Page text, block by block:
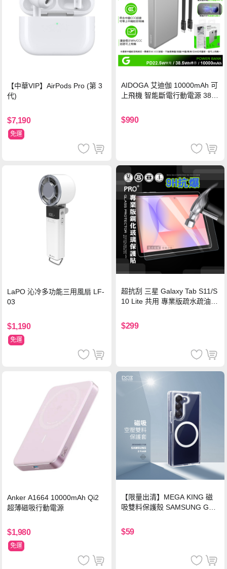
【中華VIP】AirPods Pro (第 3
代)
$7,190
免運
AIDOGA 艾迪伽 10000mAh 可
上飛機 智能斷電行動電源 38.5
灣BSMI/中國CCC/歐美CE/FCC
認證
$990
LaPO 沁冷多功能三用風扇 LF-
03
$1,190
免運
超抗刮 三星 Galaxy Tab S11/S
10 Lite 共用 專業版疏水疏油9
$299
Anker A1664 10000mAh Qi2
超薄磁吸行動電源
$1,980
免運
【限量出清】MEGA KING 磁
吸雙料保護殼 SAMSUNG Gala
$59